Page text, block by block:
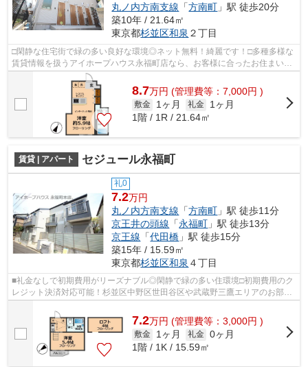
丸ノ内方南支線 「方南町 」駅 徒歩20分
築10年 / 21.64㎡
東京都杉並区和泉 ２丁目
□閑静な住宅街で緑の多い良好な環境◎ネット無料！綺麗です！□多種多様な
賃貸情報を扱うアイホープハウス永福町店なら、お客様に合ったお住まいが
きっと見つかります。お電話03-3327-77...
8.7万円 (管理費等：7,000円 )
敷金 1ヶ月 礼金
1ヶ月
1階 / 1R / 21.64㎡
賃貸 | アパート セジュール永福町
礼0
7.2万円
丸ノ内方南支線 「方南町 」駅 徒歩11分
京王井の頭線 「永福町 」駅 徒歩13分
京王線 「代田橋 」駅 徒歩15分
築15年 / 15.59㎡
東京都杉並区和泉 ４丁目
■礼金なしで初期費用がリーズナブル◎閑静で緑の多い住環境□初期費用のク
レジット決済対応可能！杉並区中野区世田谷区や武蔵野三鷹エリアのお部屋
7.2万円 (管理費等：3,000円 )
敷金 1ヶ月 礼金 0ヶ月
1階 / 1K / 15.59㎡